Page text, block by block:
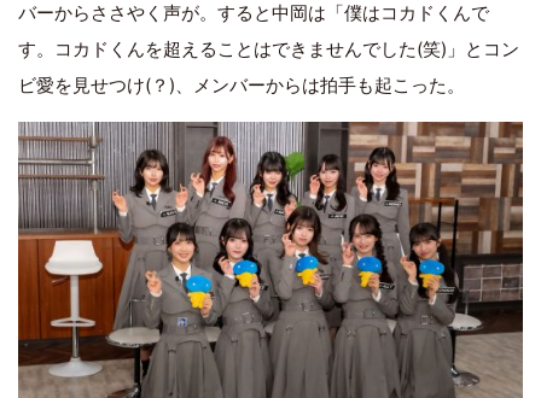
バーからささやく声が。すると中岡は「僕はコカドくんで
す。コカドくんを超えることはできませんでした(笑)」とコン
ビ愛を見せつけ(？)、メンバーからは拍手も起こった。